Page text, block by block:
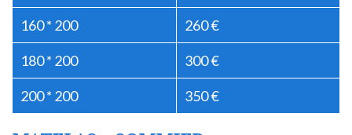
160 * 200 260 €
180 * 200 300 €
200 * 200 350 €